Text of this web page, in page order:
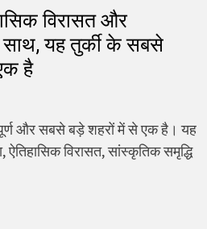
विरासत और
यह तुर्की के सबसे
है
और सबसे बड़े शहरों में से एक है। यह
विरासत, सांस्कृतिक समृद्धि